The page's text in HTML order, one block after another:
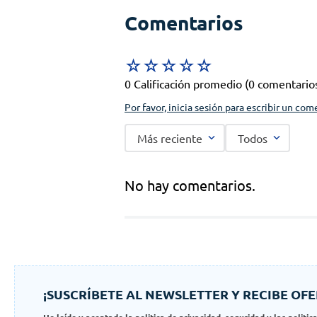
Comentarios
☆☆☆☆☆
0 Calificación promedio (0
Por favor, inicia sesión para escribir un
Más reciente Todos
No hay comentarios.
¡SUSCRÍBETE AL NEWSLETTER Y RECIBE